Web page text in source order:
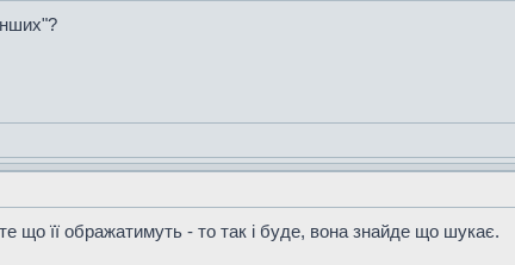
що її ображатимуть - то так і буде, вона знайде що шукає.